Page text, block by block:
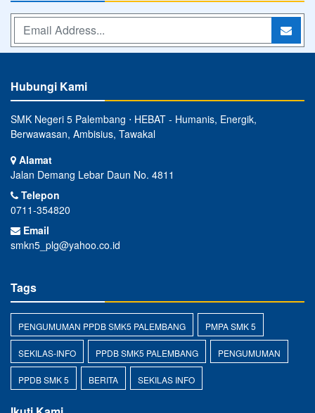
Hubungi Kami
SMK Negeri 5 Palembang ⋅ HEBAT - Humanis, Energik,
Berwawasan, Ambisius, Tawakal
Alamat
Jalan Demang Lebar Daun No. 4811
Telepon
0711-354820
Email
smkn5_plg@yahoo.co.id
Tags
PENGUMUMAN PPDB SMK5 PALEMBANG PMPA SMK 5
SEKILAS-INFO PPDB SMK5 PALEMBANG PENGUMUMAN
PPDB SMK 5 BERITA SEKILAS INFO